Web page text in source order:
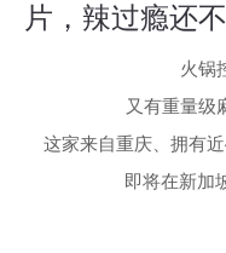
片，辣过瘾还
火锅
又有重量级
这家来自重庆、拥有
即将在新加